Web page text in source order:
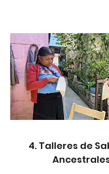
4. Talleres de